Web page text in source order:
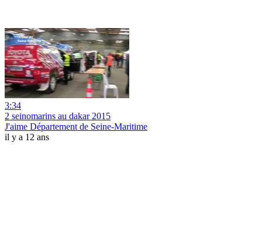
3:34
2 seinomarins au dakar 2015
J'aime Département de Seine-Maritime
il y a 12 ans